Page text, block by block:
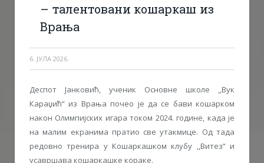
– талентовани кошаркаш из
Врања
6. ЈУЛА 2026.
Деспот Јанковић, ученик Основне школе ,,Вук
Караџић“ из Врања почео је да се бави кошарком
након Олимпијских игара током 2024. године, када је
на малим екранима пратио све утакмице. Од тада
редовно тренира у Кошаркашком клубу ,,Витез“ и
усавршава кошаркашке кораке.